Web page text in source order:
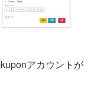
アカウントが